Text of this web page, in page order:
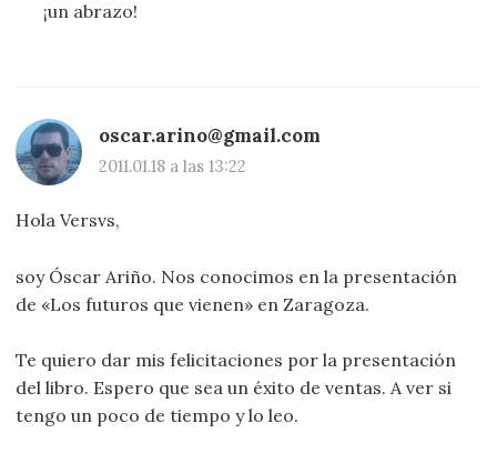
¡un abrazo!
oscar.arino@gmail.com
2011.01.18 a las 13:22
Hola Versvs,
soy Óscar Ariño. Nos conocimos en la presentación
de «Los futuros que vienen» en Zaragoza.
Te quiero dar mis felicitaciones por la presentación
del libro. Espero que sea un éxito de ventas. A ver si
tengo un poco de tiempo y lo leo.